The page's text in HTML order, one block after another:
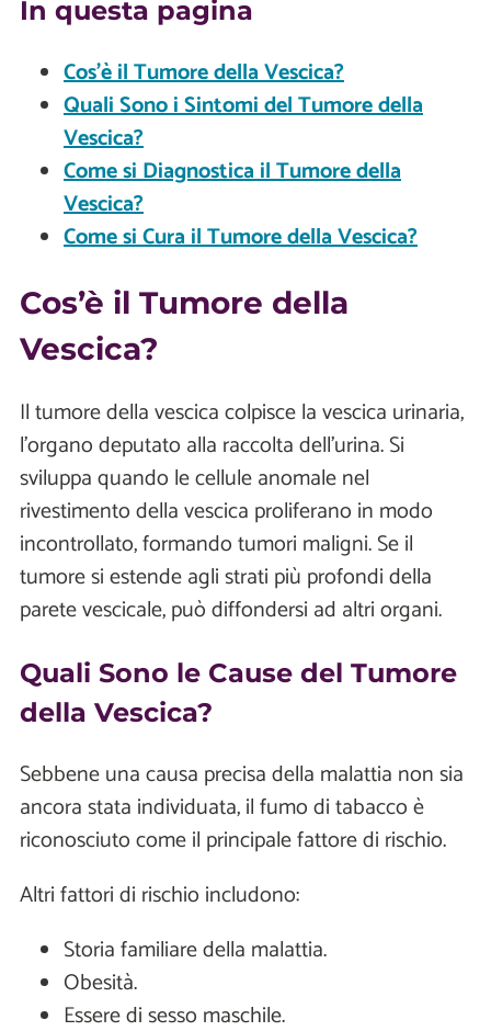
In questa pagina
Cos’è il Tumore della Vescica?
Quali Sono i Sintomi del Tumore della
Vescica?
Come si Diagnostica il Tumore della
Vescica?
Come si Cura il Tumore della Vescica?
Cos’è il Tumore della
Vescica?
Il tumore della vescica colpisce la vescica urinaria,
l'organo deputato alla raccolta dell’urina. Si
sviluppa quando le cellule anomale nel
rivestimento della vescica proliferano in modo
incontrollato, formando tumori maligni. Se il
tumore si estende agli strati più profondi della
parete vescicale, può diffondersi ad altri organi.
Quali Sono le Cause del Tumore
della Vescica?
Sebbene una causa precisa della malattia non sia
ancora stata individuata, il fumo di tabacco è
riconosciuto come il principale fattore di rischio.
Altri fattori di rischio includono:
Storia familiare della malattia.
Obesità.
Essere di sesso maschile.